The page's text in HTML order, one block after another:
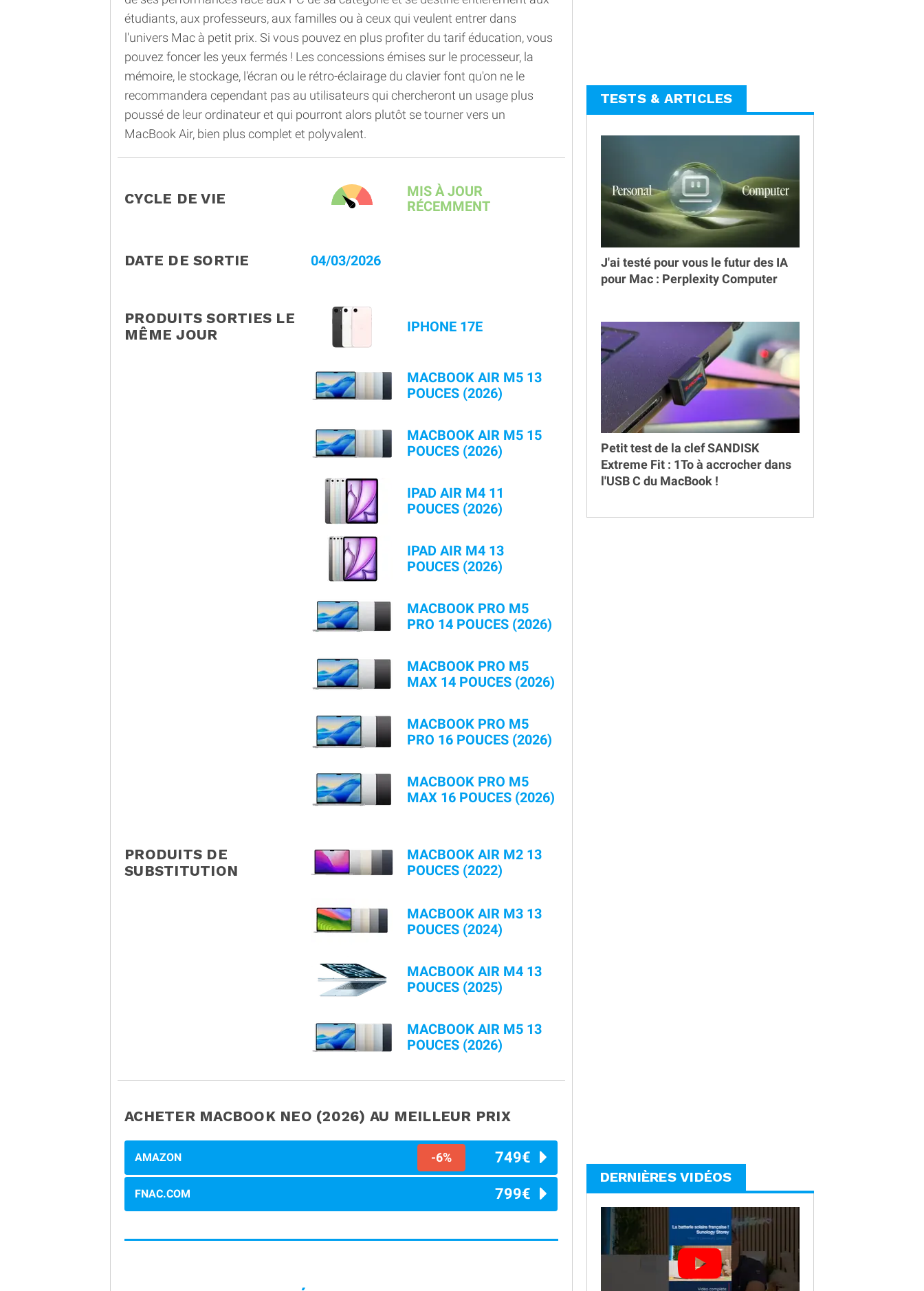
étudiants, aux professeurs, aux familles ou à ceux qui veulent entrer dans
l'univers Mac à petit prix. Si vous pouvez en plus profiter du tarif éducation, vous
pouvez foncer les yeux fermés ! Les concessions émises sur le processeur, la
mémoire, le stockage, l'écran ou le rétro-éclairage du clavier font qu'on ne le
recommandera cependant pas au utilisateurs qui chercheront un usage plus
poussé de leur ordinateur et qui pourront alors plutôt se tourner vers un
MacBook Air, bien plus complet et polyvalent.
CYCLE DE VIE
MIS À JOUR
RÉCEMMENT
DATE DE SORTIE 04/03/2026
PRODUITS SORTIES LE
MÊME JOUR
IPHONE 17E
MACBOOK AIR M5 13
POUCES (2026)
MACBOOK AIR M5 15
POUCES (2026)
IPAD AIR M4 11
POUCES (2026)
IPAD AIR M4 13
POUCES (2026)
MACBOOK PRO M5
PRO 14 POUCES (2026)
MACBOOK PRO M5
MAX 14 POUCES (2026)
MACBOOK PRO M5
PRO 16 POUCES (2026)
MACBOOK PRO M5
MAX 16 POUCES (2026)
PRODUITS DE
SUBSTITUTION
MACBOOK AIR M2 13
POUCES (2022)
MACBOOK AIR M3 13
POUCES (2024)
MACBOOK AIR M4 13
POUCES (2025)
MACBOOK AIR M5 13
POUCES (2026)
ACHETER MACBOOK NEO (2026) AU MEILLEUR PRIX
AMAZON -6% 749€
FNAC.COM 799€
TESTS & ARTICLES
J'ai testé pour vous le futur des IA
pour Mac : Perplexity Computer
Petit test de la clef SANDISK
Extreme Fit : 1To à accrocher dans
l'USB C du MacBook !
DERNIÈRES VIDÉOS